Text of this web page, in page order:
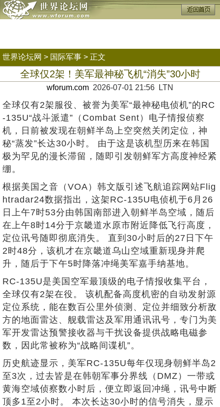
世界论坛网 > 国际军事 > 正文
全球仅2架！美军最神秘飞机“消失”30小时
wforum.com 2026-07-01 21:56 LTN
全球仅有2架服役、被誉为美军“最神秘电侦机”的RC
-135U“战斗派遣”（Combat Sent）电子情报侦察
机，日前被发现在朝鲜半岛上空突然关闭定位，神
秘“蒸发”长达30小时。 由于这是该机型历来在韩国
极为罕见的漫长滞留，随即引发朝鲜军方高度神经紧
绷。
根据美国之音（VOA）韩文版引述飞航追踪网站Flig
htradar24数据指出，这架RC-135U电侦机于6月26
日上午7时53分由韩国南部进入朝鲜半岛空域，随后
在上午8时14分于京畿道水原市附近降低飞行高度，
定位讯号随即彻底消失。 直到30小时后的27日下午
2时48分，该机才在京畿道乌山空域重新现身并爬
升，随后于下午5时降落冲绳美军嘉手纳基地。
RC-135U是美国空军最顶级的电子情报收集平台，
全球仅有2架在役。 该机配备高度机密的自动发射源
定位系统，能在数百公里外侦测、定位并细致分析敌
方的地面雷达、舰载雷达及军用通讯讯号，专门为美
军开发雷达预警接收器与干扰设备提供战略电磁参
数，因此常被称为“战略间谍机”。
历史航迹显示，美军RC-135U每年仅现身朝鲜半岛2
至3次，过去皆是在韩朝军事分界线（DMZ）一带或
黄海空域侦察数小时后，便立即返回冲绳，讯号中断
顶多1至2小时。 本次长达30小时的信号消失，显示